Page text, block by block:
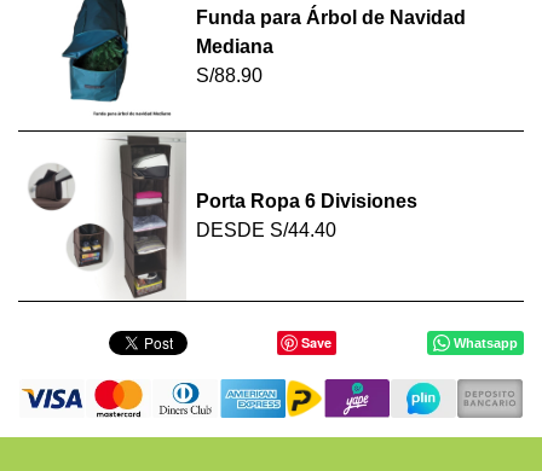
Funda para Árbol de Navidad
Mediana
S/88.90
Porta Ropa 6 Divisiones
DESDE S/44.40
Save Whatsapp